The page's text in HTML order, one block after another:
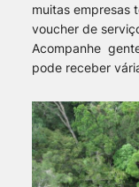
muitas empresas
voucher de
Acompanhe
pode receber